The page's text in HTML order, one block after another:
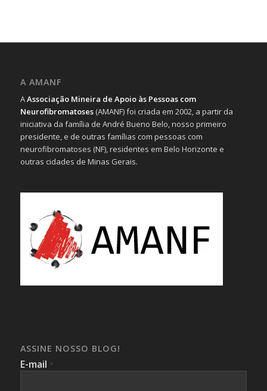
A AMANF
AAssociação Mineira de Apoio às Pessoas com
Neurofibromatoses(AMANF) foi criada em 2002, a partir da
iniciativa da família de André Bueno Belo, nosso primeiro
presidente, e de outras famílias com pessoas com
neurofibromatoses (NF), residentes em Belo Horizonte e
outras cidades de Minas Gerais.
ASSINE NOSSO BLOG!
E-mail *